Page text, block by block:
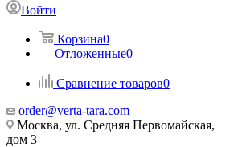
Войти
Корзина0
Отложенные0
Сравнение товаров0
order@verta-tara.com
Москва, ул. Средняя Первомайская,
дом 3